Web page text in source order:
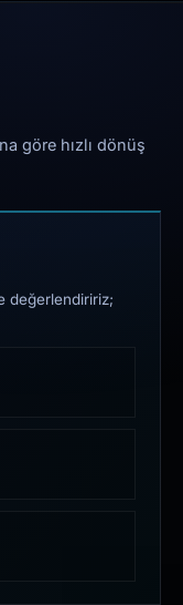
göre hızlı dönüş
değerlendiririz;